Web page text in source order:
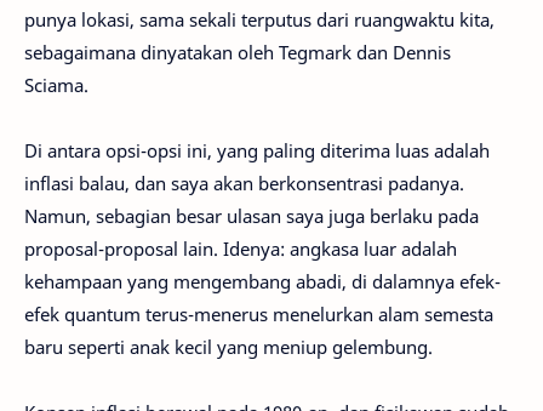
punya lokasi, sama sekali terputus dari ruangwaktu kita,
sebagaimana dinyatakan oleh Tegmark dan Dennis
Sciama.
Di antara opsi-opsi ini, yang paling diterima luas adalah
inflasi balau, dan saya akan berkonsentrasi padanya.
Namun, sebagian besar ulasan saya juga berlaku pada
proposal-proposal lain. Idenya: angkasa luar adalah
kehampaan yang mengembang abadi, di dalamnya efek-
efek quantum terus-menerus menelurkan alam semesta
baru seperti anak kecil yang meniup gelembung.